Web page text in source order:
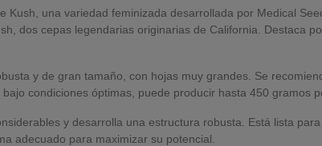
una variedad feminizada desarrollada por Medical
dos cepas legendarias originarias de California. Destaca
y de gran tamaño, con hojas muy grandes. Se
condiciones óptimas, puede producir hasta 450 gramos
y desarrolla una estructura robusta. Está lista
adecuado para maximizar su potencial.